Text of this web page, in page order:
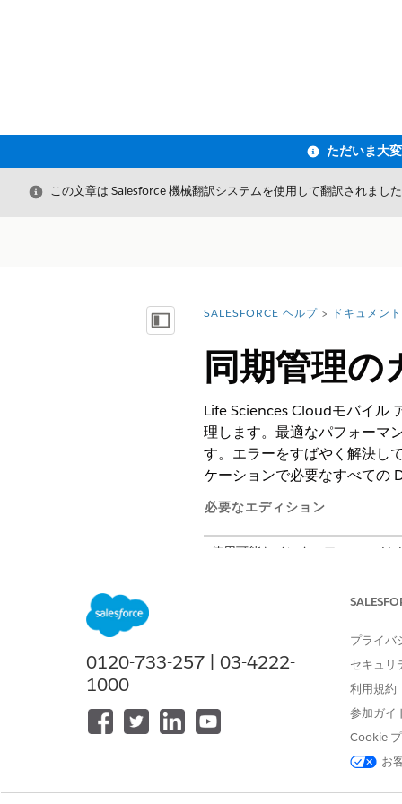
閉じる
この文章は Salesforce 機械翻訳システムを使用して翻訳されまし
目次を表示詳細情報:
SALESFORCE ヘルプ ドキュメント
同期管理の
Life Sciences Cloudモバイル
理します。最適なパフォーマ
す。エラーをすばやく解決し
ケーションで必要なすべての
必要なエディション
使用可能なインターフェース:
Engagement管理パッケージが付
オブジェクトとセキュリティ
Life Sciences Cloudには、デ
含まれています。各オブジェ
これらの設定には、管理コン
ュ設定] からアクセスできま
で [有効] を選択解除します。
0120-733-257 | 03-4222-
1000
プライバ
セキュリ
利用規約
参加ガイ
Cookie
お